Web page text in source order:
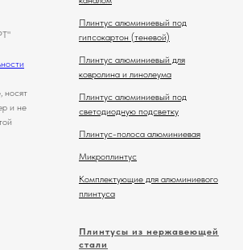
носят
и не
Плинтус алюминиевый под
гипсокартон (теневой)
Плинтус алюминиевый для
ковролина и линолеума
Плинтус алюминиевый под
светодиодную подсветку
Плинтус-полоса алюминиевая
Микроплинтус
Комплектующие для алюминиевого
плинтуса
Плинтусы из нержавеющей
стали